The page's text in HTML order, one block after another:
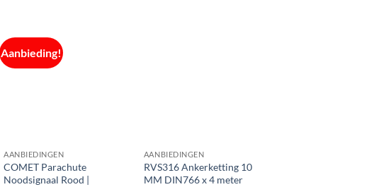
Aanbieding!
AANBIEDINGEN
COMET Parachute
Noodsignaal Rood |
AANBIEDINGEN
RVS316 Ankerketting 10
MM DIN766 x 4 meter